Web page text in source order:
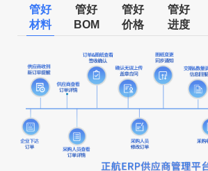
管好
材料
管好
BOM
管好
价格
管好
进度